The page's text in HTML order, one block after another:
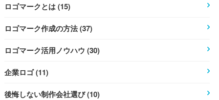
ロゴマークとは (15)
ロゴマーク作成の方法 (37)
ロゴマーク活用ノウハウ (30)
企業ロゴ (11)
後悔しない制作会社選び (10)